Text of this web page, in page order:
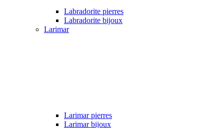
Labradorite pierres
Labradorite bijoux
Larimar
Larimar pierres
Larimar bijoux